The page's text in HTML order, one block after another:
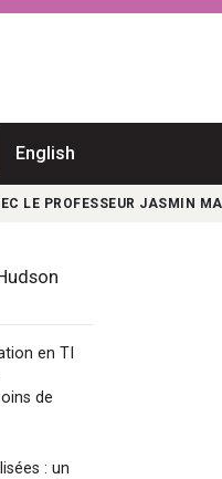
English
LE PROFESSEUR JASMIN
en TI
de
: un